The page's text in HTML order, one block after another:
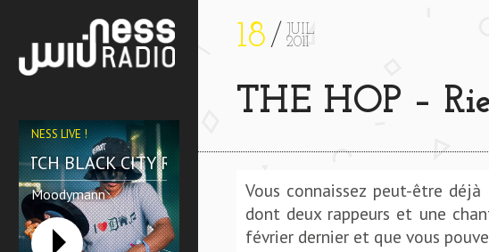
PITCH BLACK CITY REUNION **** PITCH BLACK CITY
Moodymann
NESS LIVE !
18
JUIL
2011
THE HOP –
Vous connaissez peut-être déjà
dont deux rappeurs et une
février dernier et que vous